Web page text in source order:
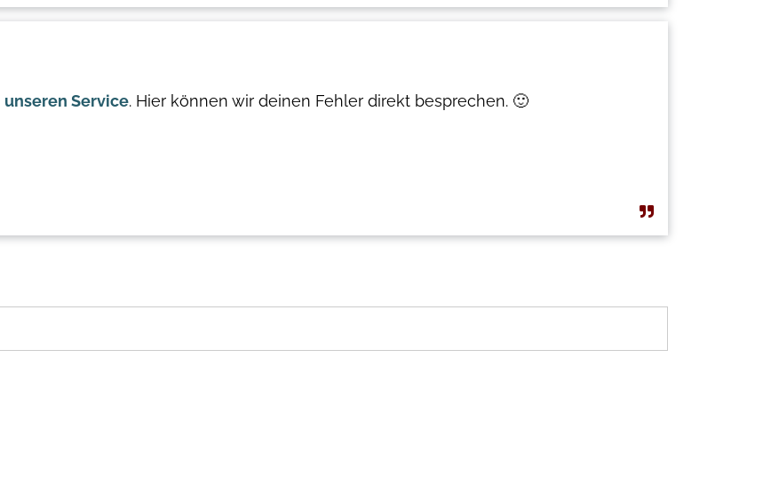
unseren Service. Hier können wir deinen Fehler direkt besprechen. 🙂